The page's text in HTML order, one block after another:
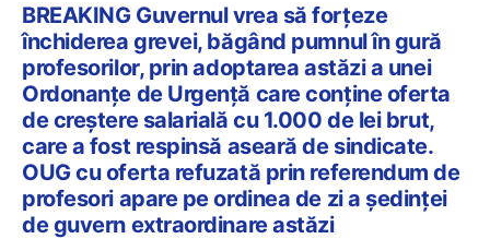
BREAKING Guvernul vrea să forțeze
închiderea grevei, băgând pumnul în gură
profesorilor, prin adoptarea astăzi a unei
Ordonanțe de Urgență care conține oferta
de creștere salarială cu 1.000 de lei brut,
care a fost respinsă aseară de sindicate.
OUG cu oferta refuzată prin referendum de
profesori apare pe ordinea de zi a ședinței
de guvern extraordinare astăzi